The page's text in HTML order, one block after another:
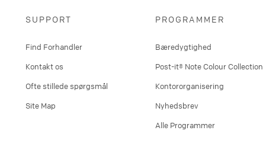
SUPPORT
Find Forhandler
Kontakt os
Ofte stillede spørgsmål
Site Map
PROGRAMMER
Bæredygtighed
Post-it® Note Colour Collection
Kontororganisering
Nyhedsbrev
Alle Programmer